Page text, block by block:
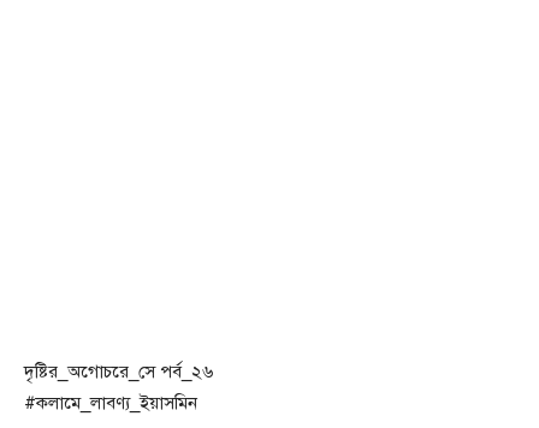
দৃষ্টির_অগোচরে_সে পর্ব_২৬
#কলামে_লাবণ্য_ইয়াসমিন